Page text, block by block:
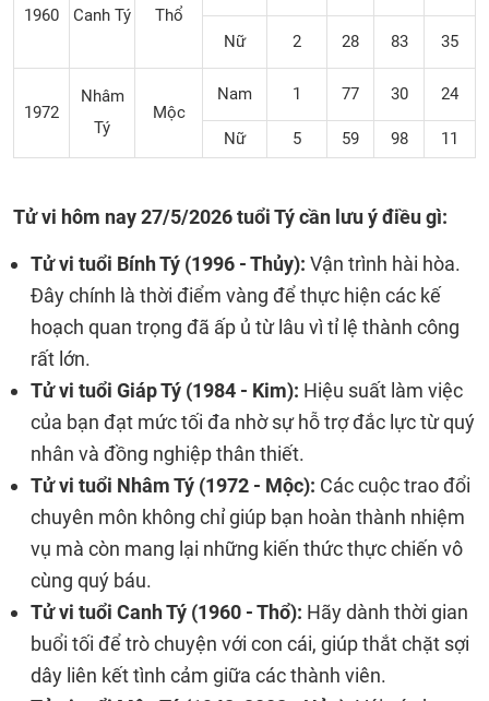
1960 Canh Tý Thổ
Nữ 2 28 83 35
1972
Nhâm
Tý
Mộc
Nam 1 77 30 24
Nữ 5 59 98 11
Tử vi hôm nay 27/5/2026 tuổi Tý cần lưu ý điều gì:
Tử vi tuổi Bính Tý (1996 - Thủy): Vận trình hài hòa.
Đây chính là thời điểm vàng để thực hiện các kế
hoạch quan trọng đã ấp ủ từ lâu vì tỉ lệ thành công
rất lớn.
Tử vi tuổi Giáp Tý (1984 - Kim): Hiệu suất làm việc
của bạn đạt mức tối đa nhờ sự hỗ trợ đắc lực từ quý
nhân và đồng nghiệp thân thiết.
Tử vi tuổi Nhâm Tý (1972 - Mộc): Các cuộc trao đổi
chuyên môn không chỉ giúp bạn hoàn thành nhiệm
vụ mà còn mang lại những kiến thức thực chiến vô
cùng quý báu.
Tử vi tuổi Canh Tý (1960 - Thổ): Hãy dành thời gian
buổi tối để trò chuyện với con cái, giúp thắt chặt sợi
dây liên kết tình cảm giữa các thành viên.